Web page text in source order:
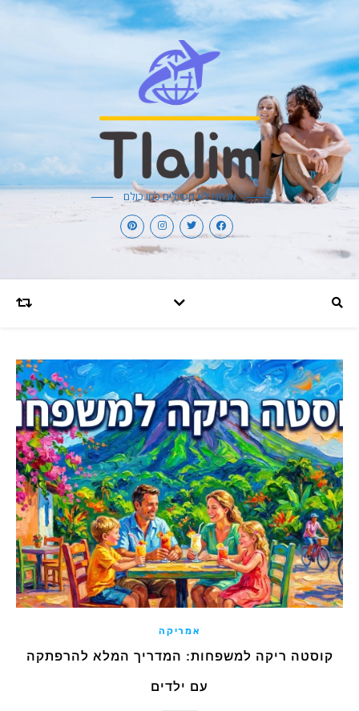
אנחנו לא מטיילים כמו כולם
אמריקה
קוסטה ריקה למשפחות: המדריך המלא להרפתקה
עם ילדים